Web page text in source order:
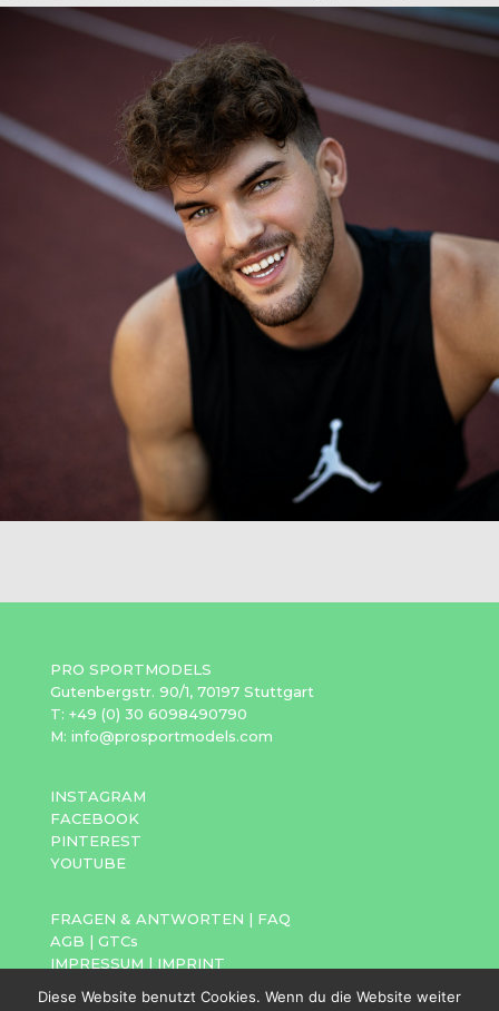
PRO SPORTMODELS
Gutenbergstr. 90/1, 70197 Stuttgart
T: +49 (0) 30 6098490790
M: info@prosportmodels.com
INSTAGRAM
FACEBOOK
PINTEREST
YOUTUBE
FRAGEN & ANTWORTEN | FAQ
AGB | GTCs
IMPRESSUM | IMPRINT
Diese Website benutzt Cookies. Wenn du die Website weiter